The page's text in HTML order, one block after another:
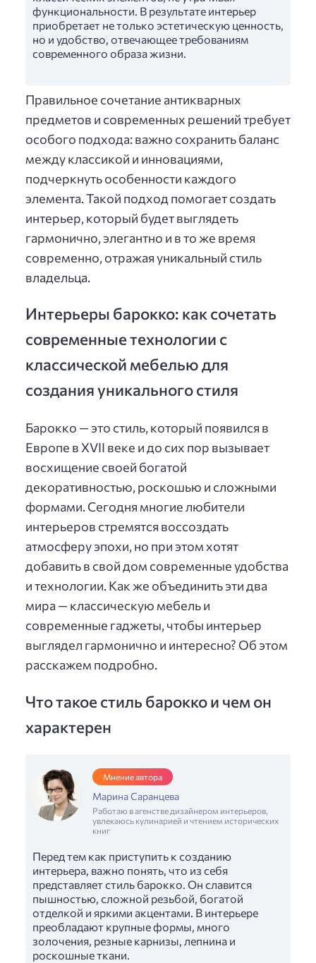
функциональности. В результате интерьер
приобретает не только эстетическую ценность,
но и удобство, отвечающее требованиям
современного образа жизни.
Правильное сочетание антикварных
предметов и современных решений требует
особого подхода: важно сохранить баланс
между классикой и инновациями,
подчеркнуть особенности каждого
элемента. Такой подход помогает создать
интерьер, который будет выглядеть
гармонично, элегантно и в то же время
современно, отражая уникальный стиль
владельца.
Интерьеры барокко: как сочетать
современные технологии с
классической мебелью для
создания уникального стиля
Барокко — это стиль, который появился в
Европе в XVII веке и до сих пор вызывает
восхищение своей богатой
декоративностью, роскошью и сложными
формами. Сегодня многие любители
интерьеров стремятся воссоздать
атмосферу эпохи, но при этом хотят
добавить в свой дом современные удобства
и технологии. Как же объединить эти два
мира — классическую мебель и
современные гаджеты, чтобы интерьер
выглядел гармонично и интересно? Об этом
расскажем подробно.
Что такое стиль барокко и чем он
характерен
Мнение автора
Марина Саранцева
Работаю в агенстве дизайнером интерьеров,
увлекаюсь кулинарией и чтением исторических
книг
Перед тем как приступить к созданию
интерьера, важно понять, что из себя
представляет стиль барокко. Он славится
пышностью, сложной резьбой, богатой
отделкой и яркими акцентами. В интерьере
преобладают крупные формы, много
золочения, резные карнизы, лепнина и
роскошные ткани.